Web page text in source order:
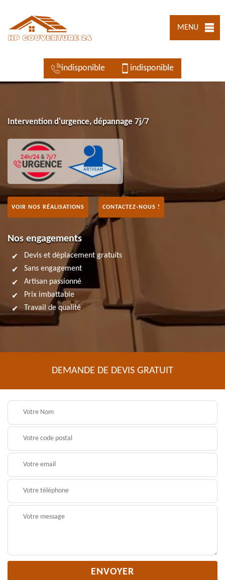
MENU
indisponible indisponible
Intervention d'urgence, dépannage 7j/7
VOIR NOS RÉALISATIONS CONTACTEZ-NOUS !
Nos engagements
Devis et déplacement gratuits
Sans engagement
Artisan passionné
Prix imbattable
Travail de qualité
DEMANDE DE DEVIS GRATUIT